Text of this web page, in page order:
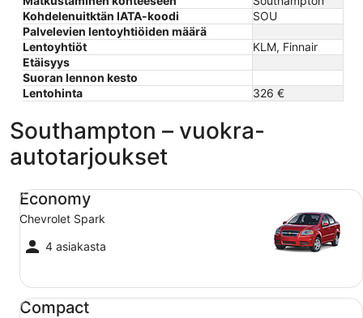
Kohdelenuitktän IATA-koodi
SOU
Palvelevien lentoyhtiöiden määrä
Lentoyhtiöt
KLM, Finnair
Etäisyys
Suoran lennon kesto
Lentohinta
326 €
Southampton – vuokra-
autotarjoukset
Economy
Chevrolet Spark
4 asiakasta
Economy Chevrolet Spark
Compact
Compact Ford Focus